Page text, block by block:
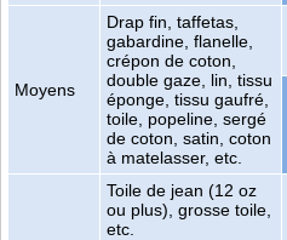
Moyens
Drap fin, taffetas,
gabardine, flanelle,
crépon de coton,
double gaze, lin, tissu
éponge, tissu gaufré,
toile, popeline, sergé
de coton, satin, coton
à matelasser, etc.
Toile de jean (12 oz
ou plus), grosse toile,
etc.